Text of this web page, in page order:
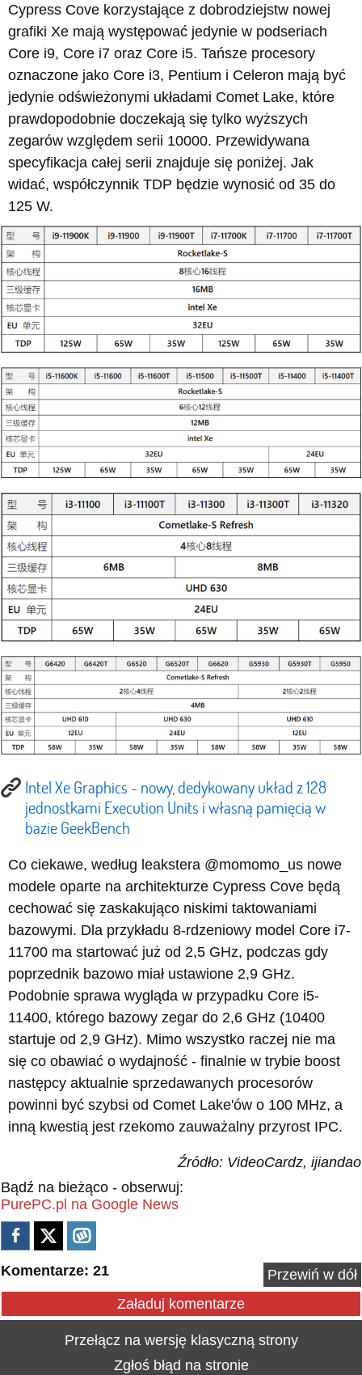
Cypress Cove korzystające z dobrodziejstw nowej
grafiki Xe mają występować jedynie w podseriach
Core i9, Core i7 oraz Core i5. Tańsze procesory
oznaczone jako Core i3, Pentium i Celeron mają być
jedynie odświeżonymi układami Comet Lake, które
prawdopodobnie doczekają się tylko wyższych
zegarów względem serii 10000. Przewidywana
specyfikacja całej serii znajduje się poniżej. Jak
widać, współczynnik TDP będzie wynosić od 35 do
125 W.
Intel Xe Graphics - nowy, dedykowany układ z 128
jednostkami Execution Units i własną pamięcią w
bazie GeekBench
Co ciekawe, według leakstera @momomo_us nowe
modele oparte na architekturze Cypress Cove będą
cechować się zaskakująco niskimi taktowaniami
bazowymi. Dla przykładu 8-rdzeniowy model Core i7-
11700 ma startować już od 2,5 GHz, podczas gdy
poprzednik bazowo miał ustawione 2,9 GHz.
Podobnie sprawa wygląda w przypadku Core i5-
11400, którego bazowy zegar do 2,6 GHz (10400
startuje od 2,9 GHz). Mimo wszystko raczej nie ma
się co obawiać o wydajność - finalnie w trybie boost
następcy aktualnie sprzedawanych procesorów
powinni być szybsi od Comet Lake'ów o 100 MHz, a
inną kwestią jest rzekomo zauważalny przyrost IPC.
Źródło: VideoCardz, ijiandao
Bądź na bieżąco - obserwuj:
PurePC.pl na Google News
Komentarze: 21
Przewiń w dół
Załaduj komentarze
Przełącz na wersję klasyczną strony
Zgłoś błąd na stronie